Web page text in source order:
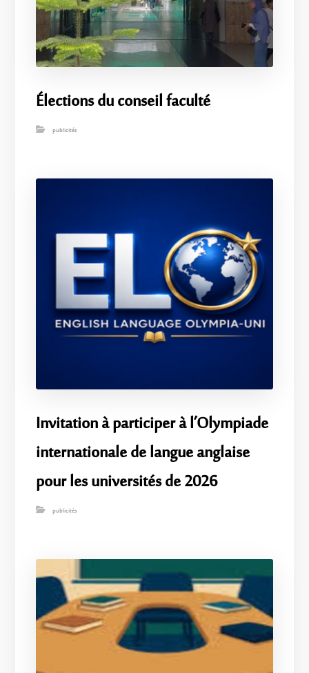
Élections du conseil faculté
publicités
Invitation à participer à l’Olympiade
internationale de langue anglaise
pour les universités de 2026
publicités